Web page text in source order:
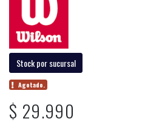
Stock por sucursal
Agotado.
$ 29.990